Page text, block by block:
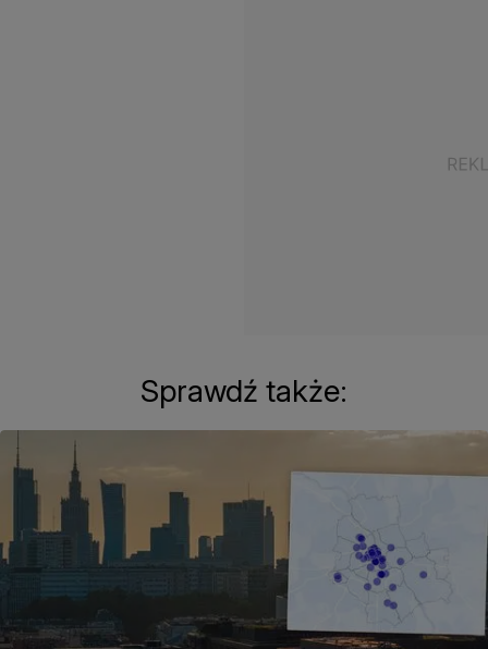
Sprawdź także: